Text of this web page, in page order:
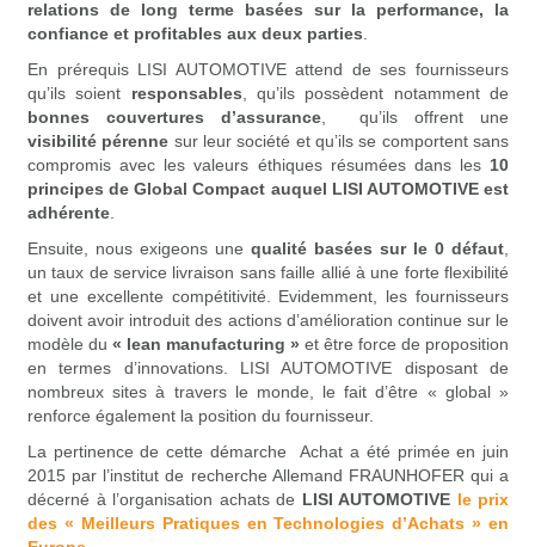
relations de long terme basées sur la performance, la
confiance et profitables aux deux parties
En prérequis LISI AUTOMOTIVE attend de ses fournisseurs
qu’ils soient responsables , qu’ils possèdent notamment de
bonnes couvertures d’assurance , qu’ils offrent une
visibilité pérenne sur leur société et qu’ils se comportent sans
compromis avec les valeurs éthiques résumées dans les 10
principes de Global Compact auquel LISI AUTOMOTIVE est
adhérente
Ensuite, nous exigeons une qualité basées sur le 0 défaut
un taux de service livraison sans faille allié à une forte flexibilité
et une excellente compétitivité. Evidemment, les fournisseurs
doivent avoir introduit des actions d’amélioration continue sur le
modèle du « lean manufacturing » et être force de proposition
en termes d’innovations. LISI AUTOMOTIVE disposant de
nombreux sites à travers le monde, le fait d’être « global »
renforce également la position du fournisseur.
La pertinence de cette démarche Achat a été primée en juin
2015 par l’institut de recherche Allemand FRAUNHOFER qui a
décerné à l’organisation achats de LISI AUTOMOTIVE le prix
des « Meilleurs Pratiques en Technologies d’Achats » en